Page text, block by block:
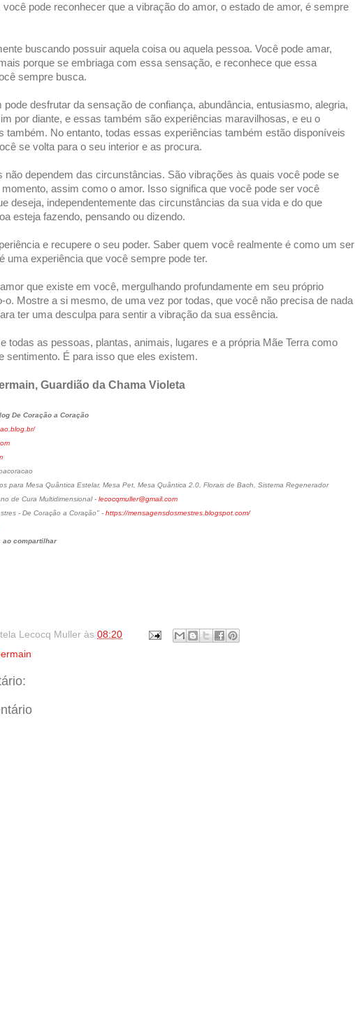
pode reconhecer que a vibração do amor, o estado de amor, é sempre
buscando possuir aquela coisa ou aquela pessoa. Você pode amar,
porque se embriaga com essa sensação, e reconhece que essa
sempre busca.
desfrutar da sensação de confiança, abundância, entusiasmo, alegria,
por diante, e essas também são experiências maravilhosas, e eu o
também. No entanto, todas essas experiências também estão disponíveis
se volta para o seu interior e as procura.
não dependem das circunstâncias. São vibrações às quais você pode se
assim como o amor. Isso significa que você pode ser você
deseja, independentemente das circunstâncias da sua vida e do que
esteja fazendo, pensando ou dizendo.
e recupere o seu poder. Saber quem você realmente é como um ser
uma experiência que você sempre pode ter.
que existe em você, mergulhando profundamente em seu próprio
o. Mostre a si mesmo, de uma vez por todas, que você não precisa de nada
ter uma desculpa para sentir a vibração da sua essência.
todas as pessoas, plantas, animais, lugares e a própria Mãe Terra como
sentimento. É para isso que eles existem.
Guardião da Chama Violeta
De Coração a Coração
para Mesa Quântica Estelar, Mesa Pet, Mesa Quântica 2.0, Florais de Bach, Sistema Regenerador
de Cura Multidimensional - lecocqmuller@gmail.com
- De Coração a Coração" - https://mensagensdosmestres.blogspot.com/
ao compartilhar
Lecocq Muller às 08:20